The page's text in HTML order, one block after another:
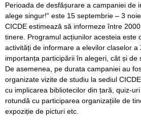
Perioada de desfășurare a campaniei de
alege singur!” este 15 septembrie – 3
CICDE estimează să informeze între
tinere. Programul acțiunilor acesteia este
activități de informare a elevilor claselor a
importanța participării în alegeri, cât și de
De asemenea, pe durata campaniei au
organizate vizite de studiu la sediul
cu implicarea bibliotecilor din țară, quiz-
rotundă cu participarea organizațiile de
expoziție de picturi etc.